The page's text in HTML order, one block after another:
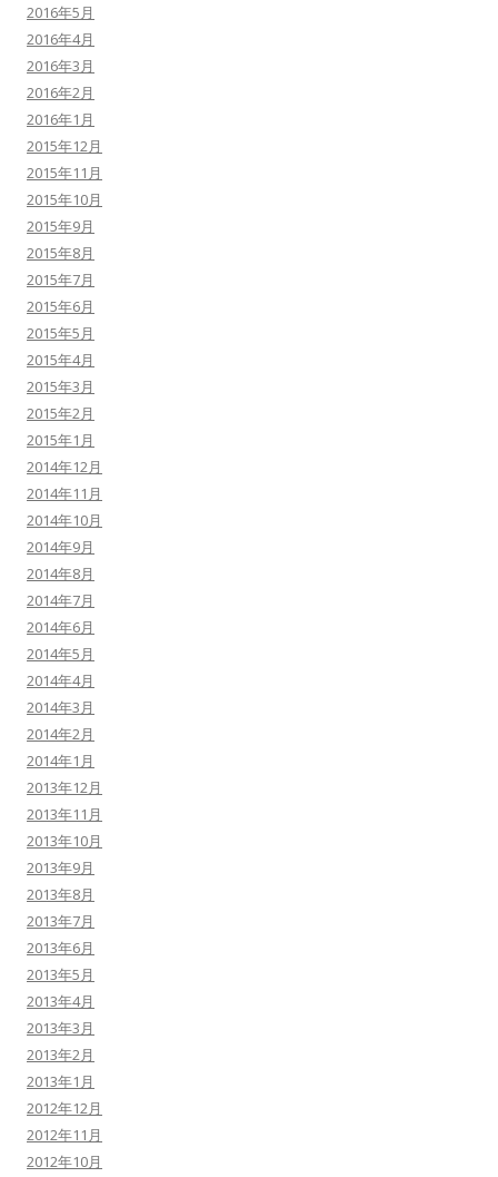
2016年5月
2016年4月
2016年3月
2016年2月
2016年1月
2015年12月
2015年11月
2015年10月
2015年9月
2015年8月
2015年7月
2015年6月
2015年5月
2015年4月
2015年3月
2015年2月
2015年1月
2014年12月
2014年11月
2014年10月
2014年9月
2014年8月
2014年7月
2014年6月
2014年5月
2014年4月
2014年3月
2014年2月
2014年1月
2013年12月
2013年11月
2013年10月
2013年9月
2013年8月
2013年7月
2013年6月
2013年5月
2013年4月
2013年3月
2013年2月
2013年1月
2012年12月
2012年11月
2012年10月